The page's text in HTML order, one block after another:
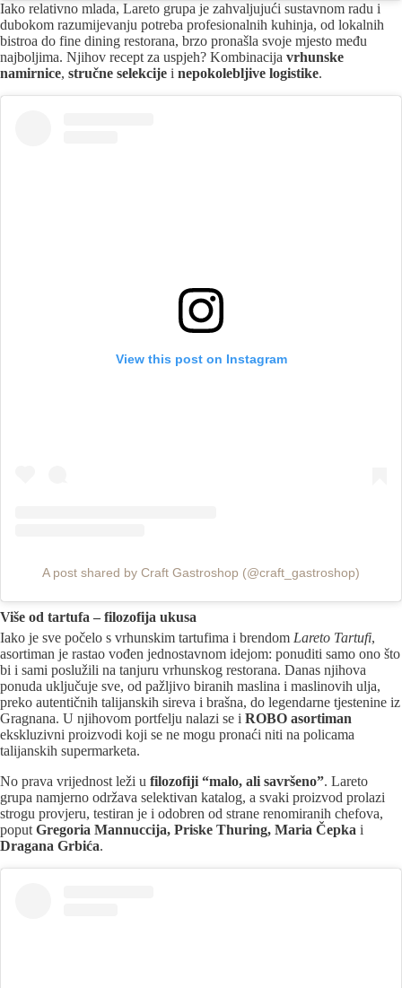
Iako relativno mlada, Lareto grupa je zahvaljujući sustavnom radu i
dubokom razumijevanju potreba profesionalnih kuhinja, od lokalnih
bistroa do fine dining restorana, brzo pronašla svoje mjesto među
najboljima. Njihov recept za uspjeh? Kombinacija vrhunske
namirnice, stručne selekcije i nepokolebljive logistike.
View this post on Instagram
A post shared by Craft Gastroshop (@craft_gastroshop)
Više od tartufa – filozofija ukusa
Iako je sve počelo s vrhunskim tartufima i brendom Lareto Tartufi,
asortiman je rastao vođen jednostavnom idejom: ponuditi samo ono što
bi i sami poslužili na tanjuru vrhunskog restorana. Danas njihova
ponuda uključuje sve, od pažljivo biranih maslina i maslinovih ulja,
preko autentičnih talijanskih sireva i brašna, do legendarne tjestenine iz
Gragnana. U njihovom portfelju nalazi se i ROBO asortiman
ekskluzivni proizvodi koji se ne mogu pronaći niti na policama
talijanskih supermarketa.
No prava vrijednost leži u filozofiji “malo, ali savršeno”. Lareto
grupa namjerno održava selektivan katalog, a svaki proizvod prolazi
strogu provjeru, testiran je i odobren od strane renomiranih chefova,
poput Gregoria Mannuccija, Priske Thuring, Maria Čepka i
Dragana Grbića.